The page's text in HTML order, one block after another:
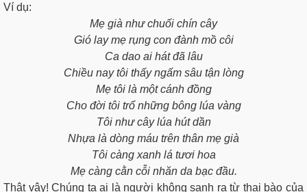
Ví dụ:
Mẹ già như chuối chín cây
Gió lay mẹ rụng con đành mồ côi
Ca dao ai hát đã lâu
Chiều nay tôi thấy ngấm sâu tận lòng
Mẹ tôi là một cánh đồng
Cho đời tôi trổ những bông lúa vàng
Tôi như cây lúa hút dần
Nhựa là dòng máu trên thân mẹ già
Tôi càng xanh lá tươi hoa
Mẹ càng cằn cỗi nhăn da bạc đầu.
Thật vậy! Chúng ta ai là người không sanh ra từ thai bào của